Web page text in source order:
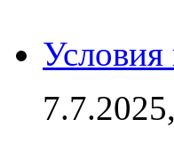
Условия